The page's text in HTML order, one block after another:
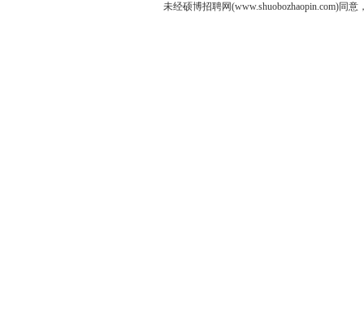
未经硕博招聘网(www.shuobozhaopin.com)同